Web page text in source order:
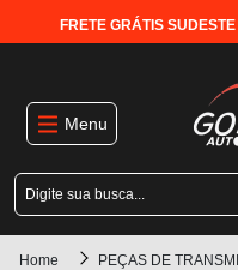
FRETE GRÁTIS
Menu
Home PEÇAS DE